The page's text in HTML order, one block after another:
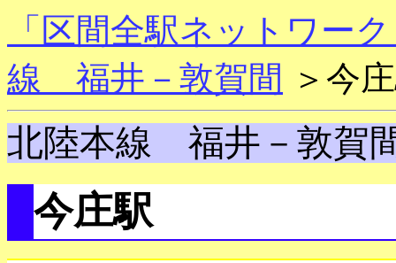
「区間全駅ネットワー
線 福井－敦賀間 ＞今
北陸本線 福井－敦賀
今庄駅